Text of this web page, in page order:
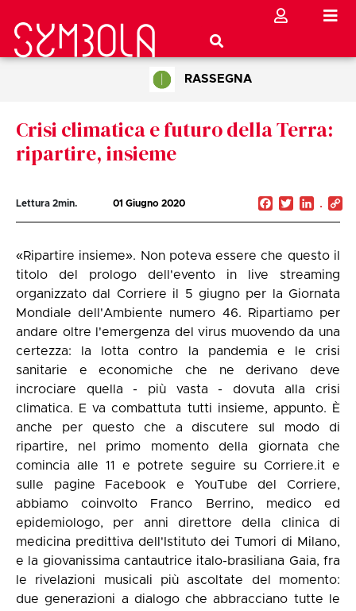
RASSEGNA
Crisi climatica e futuro della Terra:
ripartire, insieme
Lettura 2min. 01 Giugno 2020 Facebook
Twitter
«Ripartire insieme». Non poteva essere che questo il
titolo del prologo dell'evento in live streaming
organizzato dal Corriere il 5 giugno per la Giornata
Mondiale dell'Ambiente numero 46. Ripartiamo per
andare oltre l'emergenza del virus muovendo da una
certezza: la lotta contro la pandemia e le crisi
sanitarie e economiche che ne derivano deve
incrociare quella - più vasta - dovuta alla crisi
climatica. E va combattuta tutti insieme, appunto. È
anche per questo che a discutere sul modo di
ripartire, nel primo momento della giornata che
comincia alle 11 e potrete seguire su Corriere.it e
sulle pagine Facebook e YouTube del Corriere,
abbiamo coinvolto Franco Berrino, medico ed
epidemiologo, per anni direttore della clinica di
medicina predittiva dell'Istituto dei Tumori di Milano,
e la giovanissima cantautrice italo-brasiliana Gaia, fra
le rivelazioni musicali più ascoltate del momento:
due generazioni a dialogo che abbracciano tutte le